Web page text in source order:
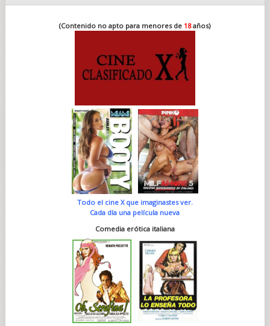
(Contenido no apto para menores de 18años)
Todo el cine X que imaginastes ver.
Cada día una película nueva
Comedia erótica italiana